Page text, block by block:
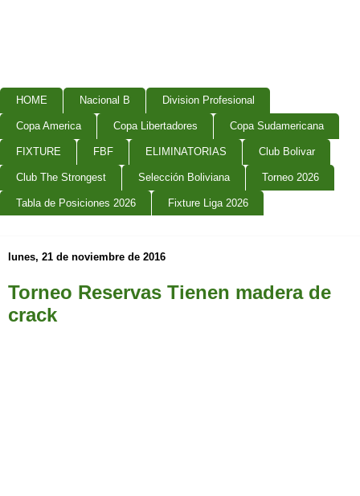
HOME Nacional B Division Profesional
Copa America Copa Libertadores Copa Sudamericana
FIXTURE FBF ELIMINATORIAS Club Bolivar
Club The Strongest Selección Boliviana Torneo 2026
Tabla de Posiciones 2026 Fixture Liga 2026
lunes, 21 de noviembre de 2016
Torneo Reservas Tienen madera de
crack